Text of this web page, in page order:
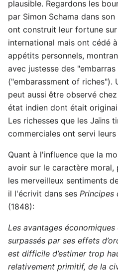
plausible. Regardons les
par Simon Schama dans
ont construit leur fortune
international mais ont cédé
appétits personnels,
avec justesse des
("embarassment of riches").
peut aussi être observé
état indien dont était
Les richesses que les Jaïns
commerciales ont servi
Quant à l'influence que la
avoir sur le caractère
les merveilleux sentiments
il l'écrivit dans ses Principes
(1848):
Les avantages
surpassés par ses effets
est difficile d’estimer trop
relativement primitif, de la